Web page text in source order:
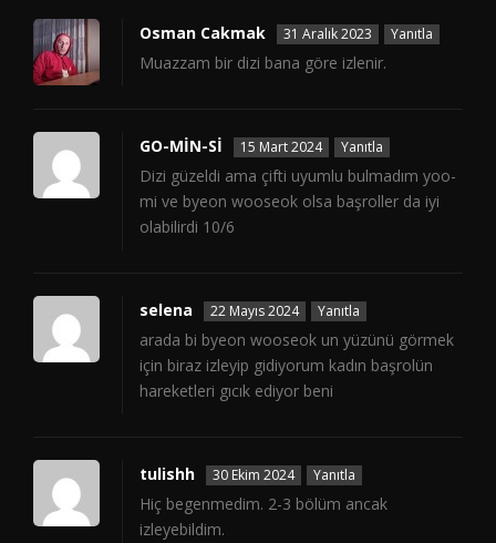
Osman Cakmak 31 Aralık 2023 Yanıtla
Muazzam bir dizi bana göre izlenir.
GO-MİN-Sİ 15 Mart 2024 Yanıtla
Dizi güzeldi ama çifti uyumlu bulmadım yoo-
mi ve byeon wooseok olsa başroller da iyi
olabilirdi 10/6
selena 22 Mayıs 2024 Yanıtla
arada bi byeon wooseok un yüzünü görmek
için biraz izleyip gidiyorum kadın başrolün
hareketleri gıcık ediyor beni
tulishh 30 Ekim 2024 Yanıtla
Hiç begenmedim. 2-3 bölüm ancak
izleyebildim.